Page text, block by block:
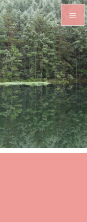


メニュ

サイド

前へ

次へ

検索